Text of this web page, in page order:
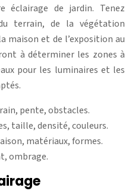
éclairage de jardin. Tenez
terrain, de la végétation
maison et de l’exposition au
à déterminer les zones à
pour les luminaires et les
pente, obstacles.
taille, densité, couleurs.
matériaux, formes.
ombrage.